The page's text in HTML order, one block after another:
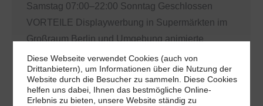
Samstag 07:00–22:00 Sonntag Geschlossen
VORTEILE Displaywerbung in Supermärkten im
Großraum Berlin und Umgebung animierte
Werbung im Kassenbereich mit brillanter Qualität
hohe Wiederholungsrate 6 Tage pro Woche, 52
Wochen im Jahr monatlich über 12 Mio. Kontakte
an…
Diese Webseite verwendet Cookies (auch von
Drittanbietern), um Informationen über die Nutzung der
Website durch die Besucher zu sammeln. Diese Cookies
helfen uns dabei, Ihnen das bestmögliche Online-
Erlebnis zu bieten, unsere Website ständig zu